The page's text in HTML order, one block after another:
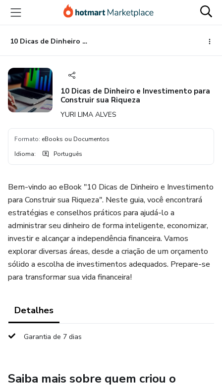
para
conteúdo
principal
para
pagamento
para
rodapé
10 Dicas de Dinheiro e Investimento para Construir sua Riqueza
10 Dicas de Dinheiro e Investimento para
Construir sua Riqueza
YURI LIMA ALVES
Formato: eBooks ou Documentos
Idioma: Português
Bem-vindo ao eBook "10 Dicas de Dinheiro e Investimento
para Construir sua Riqueza". Neste guia, você encontrará
estratégias e conselhos práticos para ajudá-lo a
administrar seu dinheiro de forma inteligente, economizar,
investir e alcançar a independência financeira. Vamos
explorar diversas áreas, desde a criação de um orçamento
sólido a escolha de investimentos adequados. Prepare-se
para transformar sua vida financeira!
Detalhes
Garantia de 7 dias
Saiba mais sobre quem criou o